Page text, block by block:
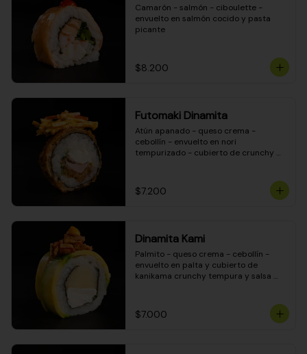
Camarón - salmón - ciboulette -
envuelto en salmón cocido y pasta
picante
$8.200
Futomaki Dinamita
Atún apanado - queso crema -
cebollín - envuelto en nori
tempurizado - cubierto de crunchy
$7.200
Dinamita Kami
Palmito - queso crema - cebollín -
envuelto en palta y cubierto de
kanikama crunchy tempura y salsa
$7.000